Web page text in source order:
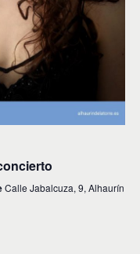
Calle Jabalcuza, 9, Alhaurín